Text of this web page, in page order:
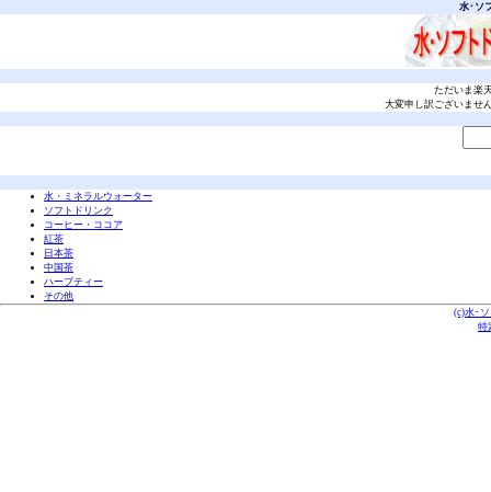
水･ソ
ただいま楽
大変申し訳ございませ
水・ミネラルウォーター
ソフトドリンク
コーヒー・ココア
紅茶
日本茶
中国茶
ハーブティー
その他
(c)水･
特